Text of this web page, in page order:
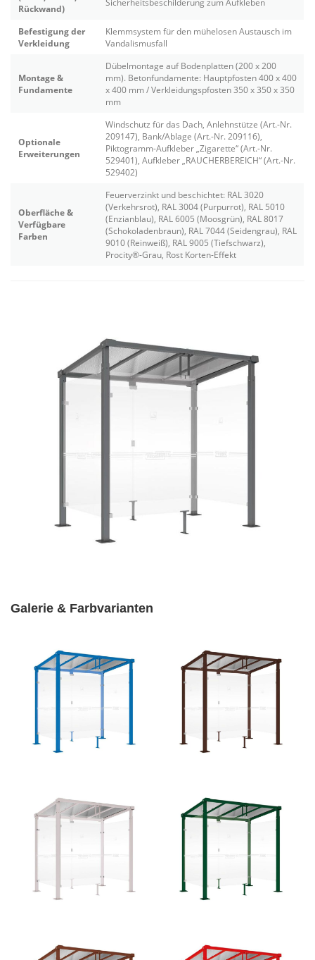
Rückwand)
Befestigung der
Verkleidung
Klemmsystem für den mühelosen Austausch im
Vandalismusfall
Montage &
Fundamente
Dübelmontage auf Bodenplatten (200 x 200
mm). Betonfundamente: Hauptpfosten 400 x 400
x 400 mm / Verkleidungspfosten 350 x 350 x 350
mm
Optionale
Erweiterungen
Windschutz für das Dach, Anlehnstütze (Art.-Nr.
209147), Bank/Ablage (Art.-Nr. 209116),
Piktogramm-Aufkleber „Zigarette“ (Art.-Nr.
529401), Aufkleber „RAUCHERBEREICH“ (Art.-Nr.
529402)
Oberfläche &
Verfügbare
Farben
Feuerverzinkt und beschichtet: RAL 3020
(Verkehrsrot), RAL 3004 (Purpurrot), RAL 5010
(Enzianblau), RAL 6005 (Moosgrün), RAL 8017
(Schokoladenbraun), RAL 7044 (Seidengrau), RAL
9010 (Reinweiß), RAL 9005 (Tiefschwarz),
Procity®-Grau, Rost Korten-Effekt
Galerie & Farbvarianten